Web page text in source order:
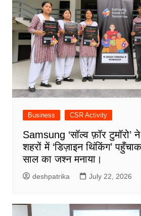
Business CSR Activity
Samsung ‘सॉल्व फ़ॉर टुमॉरो’
शहरों में ‘डिज़ाइन थिंकिंग’
साल का जश्न मनाया।
deshpatrika July 22, 2026